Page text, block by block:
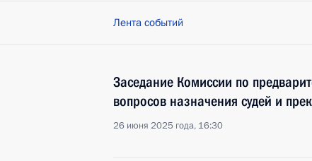
Лента событий
Заседание Комиссии по
вопросов назначения судей и
26 июня 2025 года, 16:30